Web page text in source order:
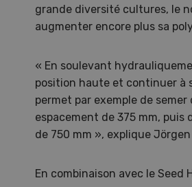
grande diversité cultures, le
augmenter encore plus sa
« En soulevant
position haute et continuer à
permet par exemple de
espacement de 375 mm, puis
de 750 mm », explique Jörgen
En combinaison avec le Seed
Une ferme entre de
mains
Une ferme entre de